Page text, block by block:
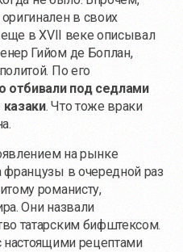
в своих
еще в XVII веке описывал
Гийом де Боплан,
По его
отбивали под седлами
. Что тоже враки
на рынке
в очередной раз
романисту,
Они назвали
татарским бифштексом.
настоящими рецептами